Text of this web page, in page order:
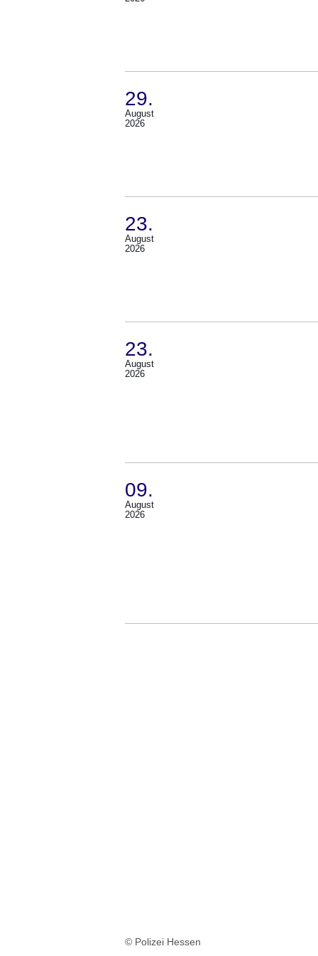
29.
August
2026
(Termin:
23.
August
2026
(Termin:
23.
August
2026
(Termin:
09.
August
2026
(Termin:
© Polizei Hessen